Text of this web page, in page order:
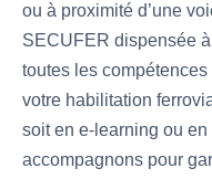
ou à proximité d’une
SECUFER dispensée
toutes les
votre habilitation
soit en e-learning ou
accompagnons pour